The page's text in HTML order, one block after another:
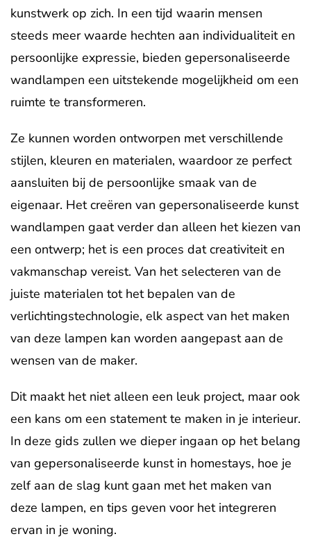
kunstwerk op zich. In een tijd waarin mensen
steeds meer waarde hechten aan individualiteit en
persoonlijke expressie, bieden gepersonaliseerde
wandlampen een uitstekende mogelijkheid om een
ruimte te transformeren.
Ze kunnen worden ontworpen met verschillende
stijlen, kleuren en materialen, waardoor ze perfect
aansluiten bij de persoonlijke smaak van de
eigenaar. Het creëren van gepersonaliseerde kunst
wandlampen gaat verder dan alleen het kiezen van
een ontwerp; het is een proces dat creativiteit en
vakmanschap vereist. Van het selecteren van de
juiste materialen tot het bepalen van de
verlichtingstechnologie, elk aspect van het maken
van deze lampen kan worden aangepast aan de
wensen van de maker.
Dit maakt het niet alleen een leuk project, maar ook
een kans om een statement te maken in je interieur.
In deze gids zullen we dieper ingaan op het belang
van gepersonaliseerde kunst in homestays, hoe je
zelf aan de slag kunt gaan met het maken van
deze lampen, en tips geven voor het integreren
ervan in je woning.